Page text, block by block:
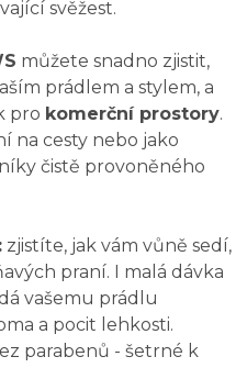
svěžest.
můžete snadno zjistit,
prádlem a stylem, a
pro komerční prostory.
na cesty nebo jako
čistě provoněného
zjistíte, jak vám vůně sedí,
praní. I malá dávka
vašemu prádlu
a pocit lehkosti.
parabenů - šetrné k